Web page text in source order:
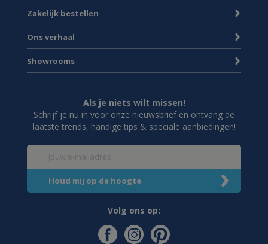
Zakelijk bestellen
Ons verhaal
Showrooms
Als je niets wilt missen!
Schrijf je nu in voor onze nieuwsbrief en ontvang de
laatste trends, handige tips & speciale aanbiedingen!
Volg ons op: